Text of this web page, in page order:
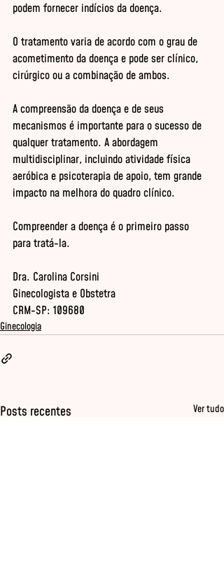
podem fornecer indícios da doença.
O tratamento varia de acordo com o grau de
acometimento da doença e pode ser clínico,
cirúrgico ou a combinação de ambos.
A compreensão da doença e de seus
mecanismos é importante para o sucesso de
qualquer tratamento. A abordagem
multidisciplinar, incluindo atividade física
aeróbica e psicoterapia de apoio, tem grande
impacto na melhora do quadro clínico.
Compreender a doença é o primeiro passo
para tratá-la.
Dra. Carolina Corsini
Ginecologista e Obstetra
CRM-SP: 109680
Ginecologia
Posts recentes Ver tudo